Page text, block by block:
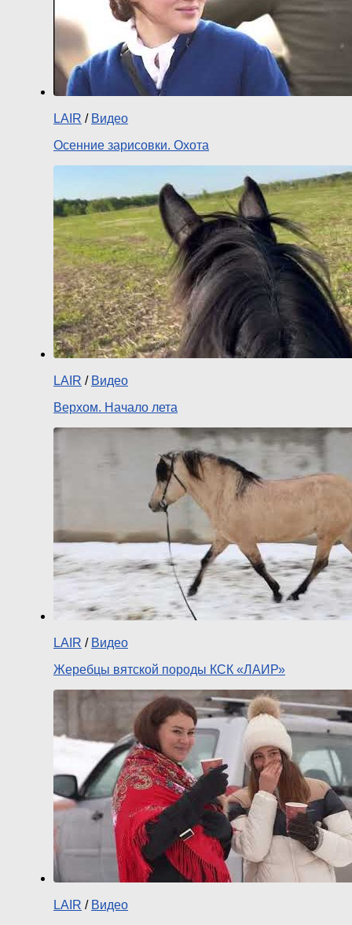
LAIR / Видео
Осенние зарисовки. Охота
LAIR / Видео
Верхом. Начало лета
LAIR / Видео
Жеребцы вятской породы КСК «ЛАИР»
LAIR / Видео